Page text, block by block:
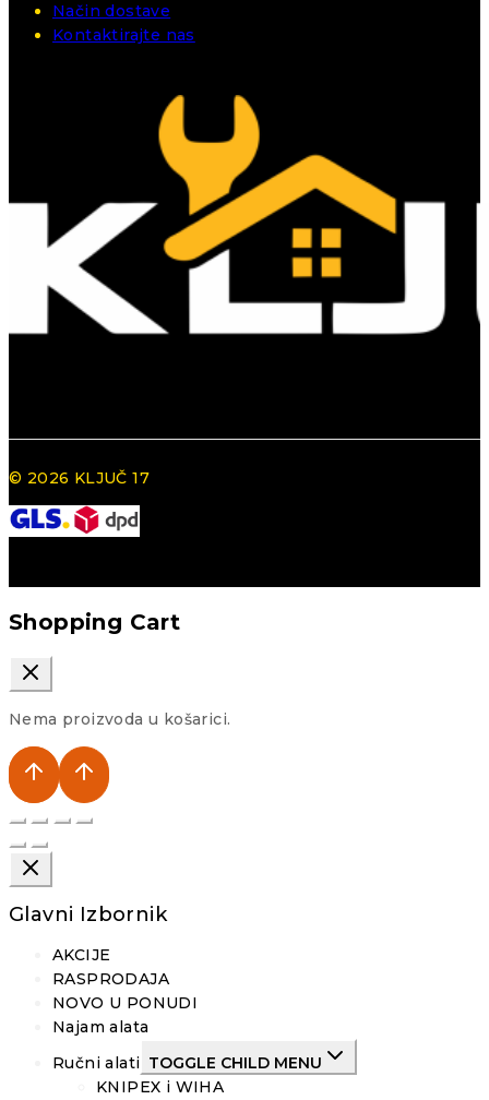
Način dostave
Kontaktirajte nas
© 2026 KLJUČ 17
Shopping Cart
Nema proizvoda u košarici.
Glavni Izbornik
AKCIJE
RASPRODAJA
NOVO U PONUDI
Najam alata
Ručni alati TOGGLE CHILD MENU
KNIPEX i WIHA